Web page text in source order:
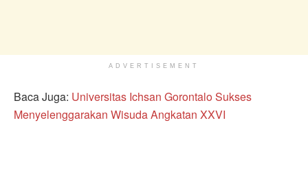
ADVERTISEMENT
Baca Juga: Universitas Ichsan Gorontalo Sukses
Menyelenggarakan Wisuda Angkatan XXVI